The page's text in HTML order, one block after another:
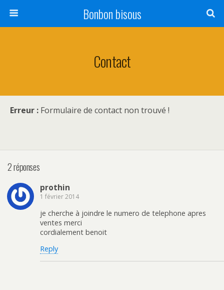
Bonbon bisous
Contact
Erreur : Formulaire de contact non trouvé !
2 réponses
prothin
1 février 2014
je cherche à joindre le numero de telephone apres
ventes merci
cordialement benoit
Reply